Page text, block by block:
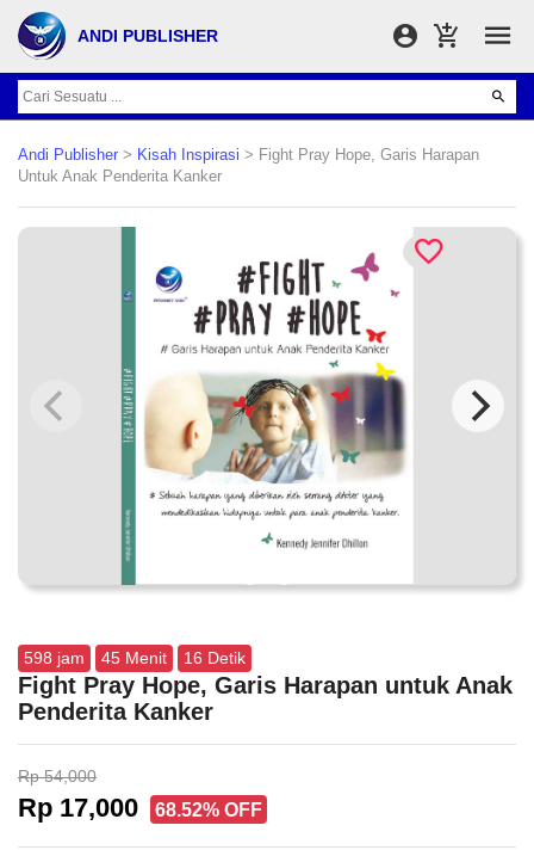
ANDI PUBLISHER
Andi Publisher > Kisah Inspirasi > Fight Pray Hope, Garis Harapan
Untuk Anak Penderita Kanker
598 jam 45 Menit 15 Detik
Fight Pray Hope, Garis Harapan untuk Anak
Penderita Kanker
Rp 54,000
Rp 17,000 68.52% OFF